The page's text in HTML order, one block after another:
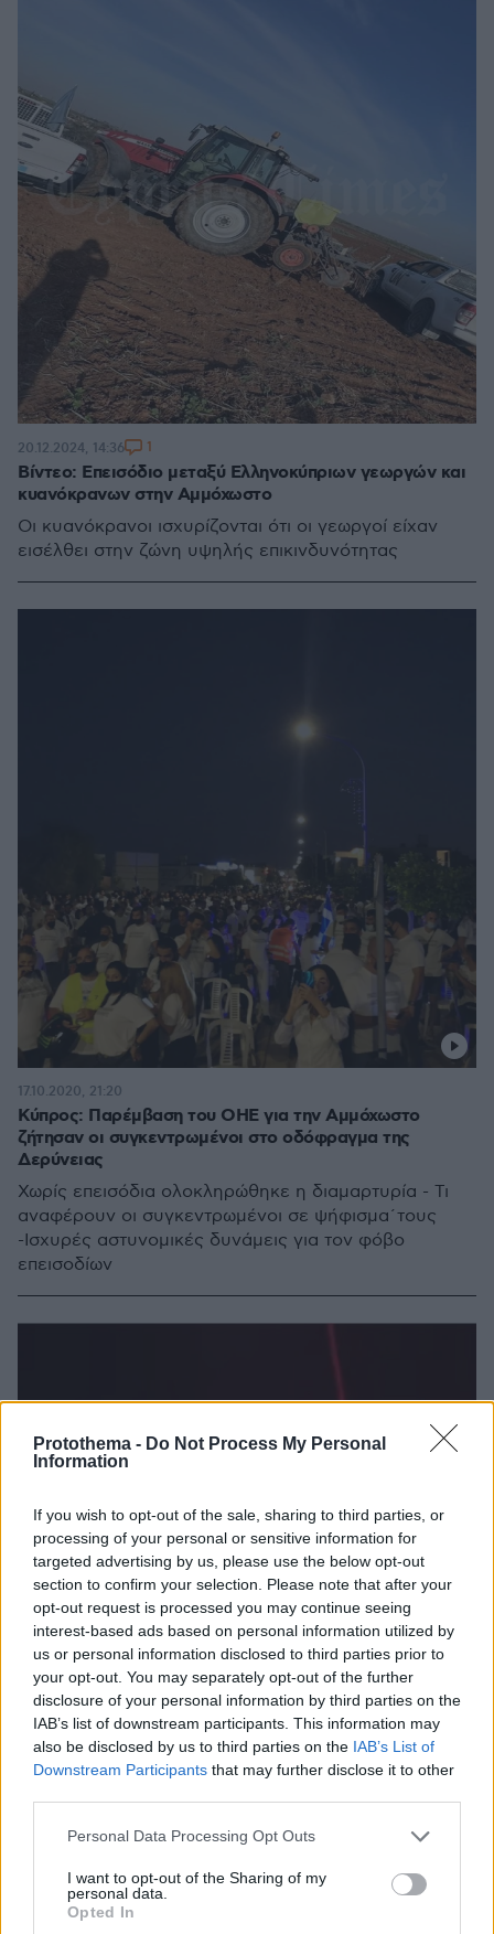
Protothema - Do Not Process My Personal
Information
If you wish to opt-out of the sale, sharing to third parties, or
processing of your personal or sensitive information for
targeted advertising by us, please use the below opt-out
section to confirm your selection. Please note that after your
opt-out request is processed you may continue seeing
interest-based ads based on personal information utilized by
us or personal information disclosed to third parties prior to
your opt-out. You may separately opt-out of the further
disclosure of your personal information by third parties on the
IAB’s list of downstream participants. This information may
also be disclosed by us to third parties on the IAB’s List of
Downstream Participants that may further disclose it to other
Please note that this website/app uses one or more Google
not limited to your visit or usage behaviour. You may click to
grant or deny consent to Google and its third-party tags to
use your data for below specified purposes in below Google
Personal Data Processing Opt Outs
I want to opt-out of the Sharing of my
personal data.
Opted In
Βίντεο: Επεισόδιο μεταξύ Ελληνοκύπριων γεωργών και
κυανόκρανων στην Αμμόχωστο
Οι κυανόκρανοι ισχυρίζονται ότι οι γεωργοί είχαν
εισέλθει στην ζώνη υψηλής επικινδυνότητας
20.12.2024, 14:36 1
Κύπρος: Παρέμβαση του ΟΗΕ για την Αμμόχωστο
ζήτησαν οι συγκεντρωμένοι στο οδόφραγμα της
Δερύνειας
Χωρίς επεισόδια ολοκληρώθηκε η διαμαρτυρία - Τι
αναφέρουν οι συγκεντρωμένοι σε ψήφισμα΄τους
-Ισχυρές αστυνομικές δυνάμεις για τον φόβο
επεισοδίων
17.10.2020, 21:20
Κύπρος: Επεισόδια στο οδόφραγμα της Δερύνειας
Περίπου 200 άτομα με ελληνικές σημαίες έσπασαν τη
μπάρα που εμποδίζει την πρόσβαση προς την
11.10.2020, 23:38 13